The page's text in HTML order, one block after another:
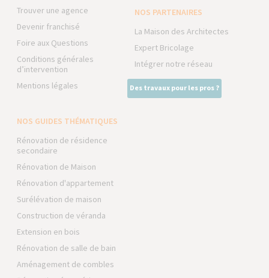
Trouver une agence
Devenir franchisé
Foire aux Questions
Conditions générales
d’intervention
Mentions légales
NOS PARTENAIRES
La Maison des Architectes
Expert Bricolage
Intégrer notre réseau
Des travaux pour les pros ?
NOS GUIDES THÉMATIQUES
Rénovation de résidence
secondaire
Rénovation de Maison
Rénovation d'appartement
Surélévation de maison
Construction de véranda
Extension en bois
Rénovation de salle de bain
Aménagement de combles